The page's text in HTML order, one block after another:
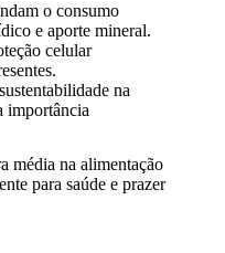
o consumo
e aporte mineral.
celular
na
importância
média na alimentação
para saúde e prazer